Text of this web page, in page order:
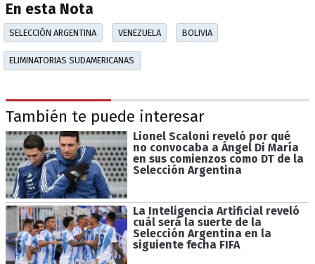
En esta Nota
SELECCIÓN ARGENTINA VENEZUELA BOLIVIA
ELIMINATORIAS SUDAMERICANAS
También te puede interesar
Lionel Scaloni reveló por qué
no convocaba a Ángel Di María
en sus comienzos como DT de la
Selección Argentina
La Inteligencia Artificial reveló
cuál será la suerte de la
Selección Argentina en la
siguiente fecha FIFA